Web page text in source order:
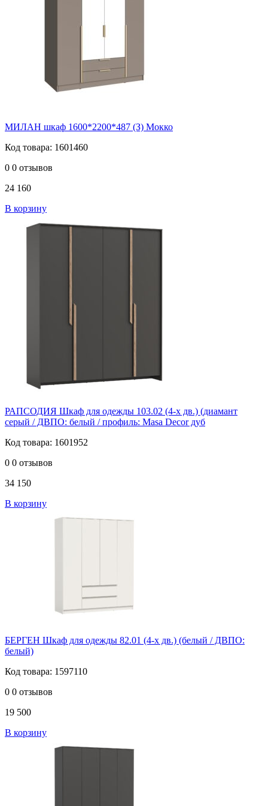
МИЛАН шкаф 1600*2200*487 (З) Мокко
Код товара: 1601460
0 0 отзывов
24 160
В корзину
РАПСОДИЯ Шкаф для одежды 103.02 (4-х дв.) (диамант
серый / ДВПО: белый / профиль: Masa Decor дуб
Код товара: 1601952
0 0 отзывов
34 150
В корзину
БЕРГЕН Шкаф для одежды 82.01 (4-х дв.) (белый / ДВПО:
белый)
Код товара: 1597110
0 0 отзывов
19 500
В корзину